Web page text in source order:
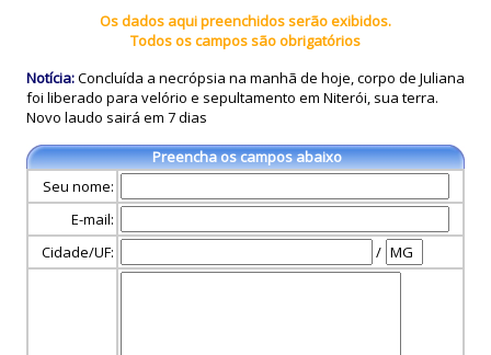
Os dados aqui preenchidos serão exibidos.
Todos os campos são obrigatórios
Notícia:Concluída a necrópsia na manhã de hoje, corpo de Juliana
foi liberado para velório e sepultamento em Niterói, sua terra.
Novo laudo sairá em 7 dias
Preencha os campos abaixo
Seu nome:
E-mail:
Cidade/UF:
/